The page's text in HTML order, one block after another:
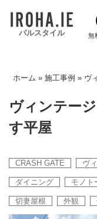
パルスタイル 無
ホーム »施工事例 » ヴ
ヴィンテー
す平屋
CRASH GATE ヴ
ダイニング モノト
切妻屋根 外観